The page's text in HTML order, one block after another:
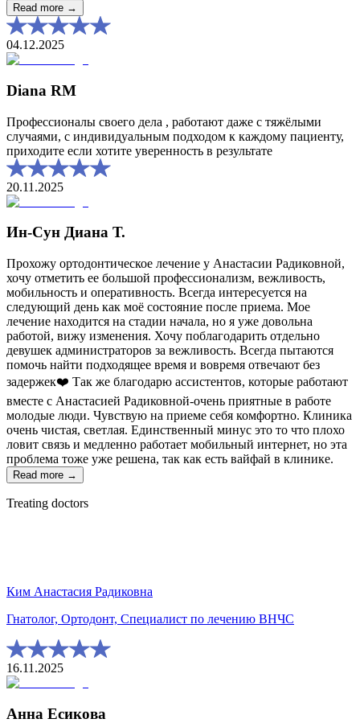
Read more →
04.12.2025
Diana RM
Профессионалы своего дела , работают даже с тяжёлыми
случаями, с индивидуальным подходом к каждому пациенту,
приходите если хотите уверенность в результате
20.11.2025
Ин-Сун Диана Т.
Прохожу ортодонтическое лечение у Анастасии Радиковной,
хочу отметить ее большой профессионализм, вежливость,
мобильность и оперативность. Всегда интересуется на
следующий день как моё состояние после приема. Мое
лечение находится на стадии начала, но я уже довольна
работой, вижу изменения. Хочу поблагодарить отдельно
девушек администраторов за вежливость. Всегда пытаются
помочь найти подходящее время и вовремя отвечают без
задержек❤️ Так же благодарю ассистентов, которые работают
вместе с Анастасией Радиковной-очень приятные в работе
молодые люди. Чувствую на приеме себя комфортно. Клиника
очень чистая, светлая. Единственный минус это то что плохо
ловит связь и медленно работает мобильный интернет, но эта
проблема тоже уже решена, так как есть вайфай в клинике.
Read more →
Treating doctors
Ким Анастасия Радиковна
Гнатолог, Ортодонт, Специалист по лечению ВНЧС
16.11.2025
Анна Есикова